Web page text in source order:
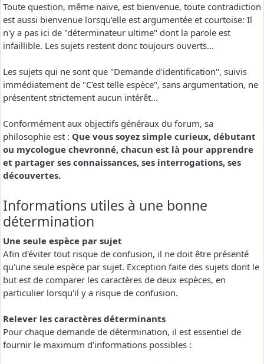
Toute question, même naïve, est bienvenue, toute contradiction
est aussi bienvenue lorsqu'elle est argumentée et courtoise: Il
n'y a pas ici de "déterminateur ultime" dont la parole est
infaillible. Les sujets restent donc toujours ouverts...
Les sujets qui ne sont que "Demande d'identification", suivis
immédiatement de "C'est telle espèce", sans argumentation, ne
présentent strictement aucun intérêt...
Conformément aux objectifs généraux du forum, sa
philosophie est : Que vous soyez simple curieux, débutant
ou mycologue chevronné, chacun est là pour apprendre
et partager ses connaissances, ses interrogations, ses
découvertes.
Informations utiles à une bonne
détermination
Une seule espèce par sujet
Afin d'éviter tout risque de confusion, il ne doit être présenté
qu'une seule espèce par sujet. Exception faite des sujets dont le
but est de comparer les caractères de deux espèces, en
particulier lorsqu'il y a risque de confusion.
Relever les caractères déterminants
Pour chaque demande de détermination, il est essentiel de
fournir le maximum d'informations possibles :